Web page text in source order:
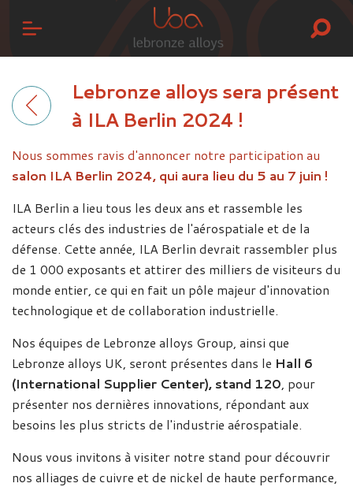
Lebronze alloys sera présent
à ILA Berlin 2024 !
Nous sommes ravis d'annoncer notre participation au
salon ILA Berlin 2024, qui aura lieu du 5 au 7 juin !
ILA Berlin a lieu tous les deux ans et rassemble les
acteurs clés des industries de l'aérospatiale et de la
défense. Cette année, ILA Berlin devrait rassembler plus
de 1 000 exposants et attirer des milliers de visiteurs du
monde entier, ce qui en fait un pôle majeur d'innovation
technologique et de collaboration industrielle.
Nos équipes de Lebronze alloys Group, ainsi que
Lebronze alloys UK, seront présentes dans le Hall 6
(International Supplier Center), stand 120, pour
présenter nos dernières innovations, répondant aux
besoins les plus stricts de l'industrie aérospatiale.
Nous vous invitons à visiter notre stand pour découvrir
nos alliages de cuivre et de nickel de haute performance,